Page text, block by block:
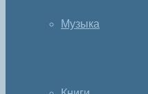
Музыка